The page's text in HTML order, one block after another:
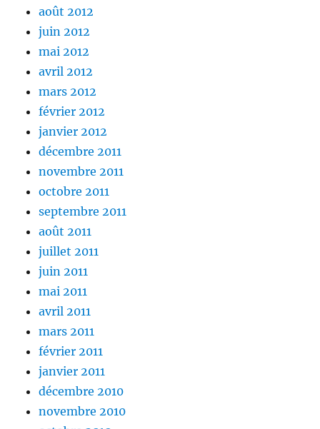
août 2012
juin 2012
mai 2012
avril 2012
mars 2012
février 2012
janvier 2012
décembre 2011
novembre 2011
octobre 2011
septembre 2011
août 2011
juillet 2011
juin 2011
mai 2011
avril 2011
mars 2011
février 2011
janvier 2011
décembre 2010
novembre 2010